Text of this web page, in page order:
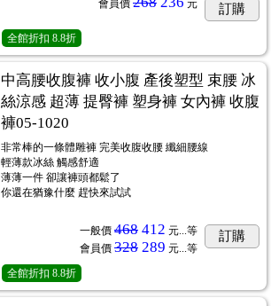
會員價 元 訂購
全館折扣 8.8折
中高腰收腹褲 收小腹 產後塑型 束腰 冰
絲涼感 超薄 提臀褲 塑身褲 女內褲 收腹
褲05-1020
非常棒的一條體雕褲 完美收腹收腰 纖細腰線
輕薄款冰絲 觸感舒適
薄薄一件 卻讓褲頭都鬆了
你還在猶豫什麼 趕快來試試
一般價 468 412 元...等
會員價 328 289 元...等
訂購
全館折扣 8.8折